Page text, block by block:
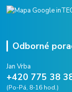
Odborné
Jan Vrba
+420 775 38
(Po-Pá, 8-16 hod.)